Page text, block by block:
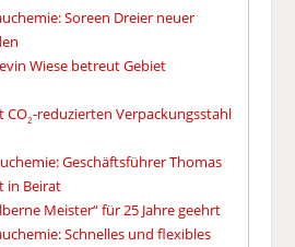
Soreen Dreier neuer
Wiese betreut Gebiet
CO2-reduzierten Verpackungsstahl
Geschäftsführer Thomas
in Beirat
Meister“ für 25 Jahre geehrt
Schnelles und flexibles